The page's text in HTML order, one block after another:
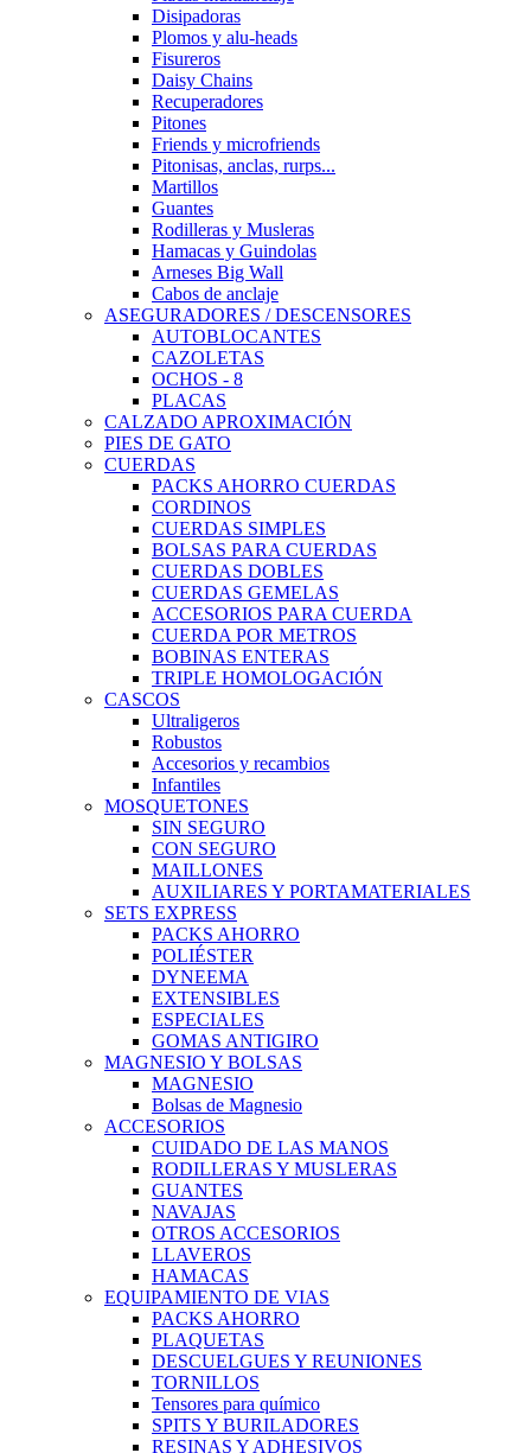
Disipadoras
Plomos y alu-heads
Fisureros
Daisy Chains
Recuperadores
Pitones
Friends y microfriends
Pitonisas, anclas, rurps...
Martillos
Guantes
Rodilleras y Musleras
Hamacas y Guindolas
Arneses Big Wall
Cabos de anclaje
ASEGURADORES / DESCENSORES
AUTOBLOCANTES
CAZOLETAS
OCHOS - 8
PLACAS
CALZADO APROXIMACIÓN
PIES DE GATO
CUERDAS
PACKS AHORRO CUERDAS
CORDINOS
CUERDAS SIMPLES
BOLSAS PARA CUERDAS
CUERDAS DOBLES
CUERDAS GEMELAS
ACCESORIOS PARA CUERDA
CUERDA POR METROS
BOBINAS ENTERAS
TRIPLE HOMOLOGACIÓN
CASCOS
Ultraligeros
Robustos
Accesorios y recambios
Infantiles
MOSQUETONES
SIN SEGURO
CON SEGURO
MAILLONES
AUXILIARES Y PORTAMATERIALES
SETS EXPRESS
PACKS AHORRO
POLIÉSTER
DYNEEMA
EXTENSIBLES
ESPECIALES
GOMAS ANTIGIRO
MAGNESIO Y BOLSAS
MAGNESIO
Bolsas de Magnesio
ACCESORIOS
CUIDADO DE LAS MANOS
RODILLERAS Y MUSLERAS
GUANTES
NAVAJAS
OTROS ACCESORIOS
LLAVEROS
HAMACAS
EQUIPAMIENTO DE VIAS
PACKS AHORRO
PLAQUETAS
DESCUELGUES Y REUNIONES
TORNILLOS
Tensores para químico
SPITS Y BURILADORES
RESINAS Y ADHESIVOS